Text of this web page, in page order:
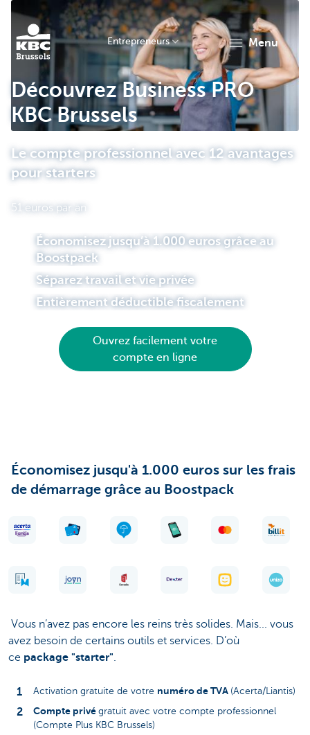
Entrepreneurs menu
Découvrez Business PRO
KBC Brussels
Le compte professionnel avec 12 avantages
pour starters
51 euros par an
Économisez jusqu’à 1.000 euros grâce au
Boostpack
Séparez travail et vie privée
Entièrement déductible fiscalement
Ouvrez facilement votre
compte en ligne
Économisez jusqu'à 1.000 euros sur les frais
de démarrage grâce au Boostpack
Vous n’avez pas encore les reins très solides. Mais... vous
avez besoin de certains outils et services. D’où
ce package "starter".
Activation gratuite de votre numéro de TVA (Acerta/Liantis)
Compte privé gratuit avec votre compte professionnel
(Compte Plus KBC Brussels)